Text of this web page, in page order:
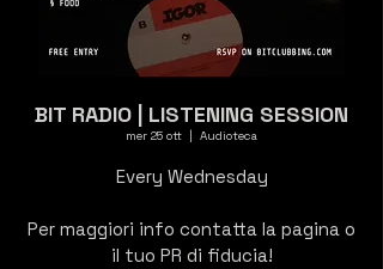
BIT RADIO | LISTENING SESSION
mer 25 ott
  |
Audioteca
Every Wednesday
Per maggiori info contatta la pagina o
il tuo PR di fiducia!